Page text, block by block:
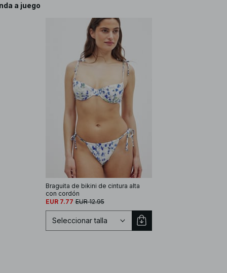
a juego
Braguita de bikini de cintura alta
con cordón
EUR 7.77 EUR 12.95
Seleccionar talla